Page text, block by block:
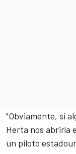
"Obviamente, si
Herta nos abriría
un piloto